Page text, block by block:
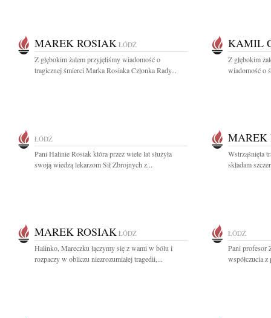
MAREK ROSIAK ŁÓDŹ
Z głębokim żalem przyjęliśmy wiadomość o
tragicznej śmierci Marka Rosiaka Członka Rady...
KAMIL
Z głębokim
wiadomość o
ŁÓDŹ
Pani Halinie Rosiak która przez wiele lat służyła
swoją wiedzą lekarzom Sił Zbrojnych z...
MAREK
Wstrząśnięta
składam
MAREK ROSIAK ŁÓDŹ
Halinko, Mareczku łączymy się z wami w bólu i
rozpaczy w obliczu niezrozumiałej tragedii,...
ŁÓDŹ
Pani profesor
współczucia